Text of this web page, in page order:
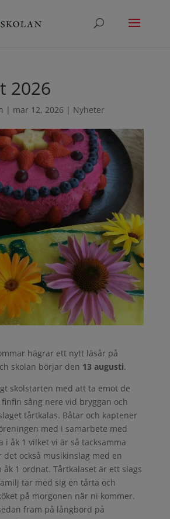
2026
| mar 12, 2026 | Nyheter
hägrar ett nytt läsår på
skolan börjar den 13 augusti.
skolstarten med att ta emot de
sång nere vid bryggan och
tårtkalas. Båtar och kaptener
med i samarbete med
i åk 1 vilket vi är så tacksamma
det också musikinslag med en
åk 1 ordnat. Tårtkalaset är ett slags
tar med sig en tårta och
på morgonen när ni kommer.
fram på långbord på